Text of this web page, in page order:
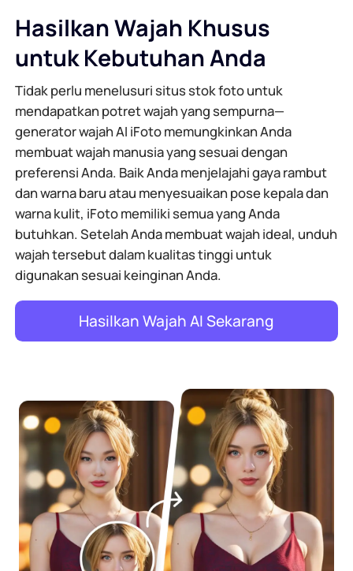
Hasilkan Wajah Khusus
untuk Kebutuhan Anda
Tidak perlu menelusuri situs stok foto untuk
mendapatkan potret wajah yang sempurna—
generator wajah AI iFoto memungkinkan Anda
membuat wajah manusia yang sesuai dengan
preferensi Anda. Baik Anda menjelajahi gaya rambut
dan warna baru atau menyesuaikan pose kepala dan
warna kulit, iFoto memiliki semua yang Anda
butuhkan. Setelah Anda membuat wajah ideal, unduh
wajah tersebut dalam kualitas tinggi untuk
digunakan sesuai keinginan Anda.
Hasilkan Wajah AI Sekarang